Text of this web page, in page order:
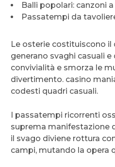
Balli popolari: canzoni
Passatempi da
Le osterie costituiscono
generano svaghi casuali
convivialità e smorza le
divertimento. casino
codesti quadri casuali.
I passatempi ricorrenti
suprema manifestazione
il svago diviene rottura
campi, mutando la opera